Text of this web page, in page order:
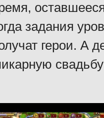
задания
герои. А